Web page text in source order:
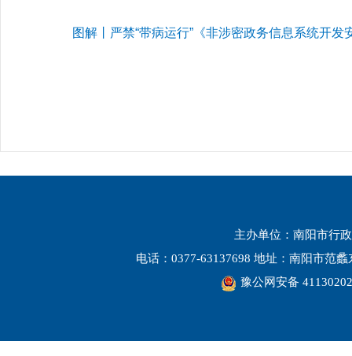
图解丨严禁“带病运行”《非涉密政务信息系统开发
主办单位：南阳市行
电话：0377-63137698 地址：南阳市范
豫公网安备